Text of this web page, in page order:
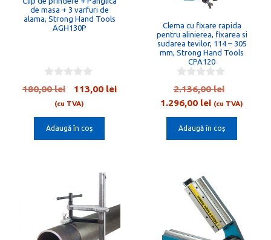
de masa + 3 varfuri de
alama, Strong Hand Tools
AGH130P
0
o
f
5
180,00lei
Prețul
inițial
a
fost:
113,00 leiPrețul
(cu TVA)
Adaugă în coș
Clema cu fixare rapida
pentru alinierea, fixarea si
sudarea tevilor, 114 – 305
mm, Strong Hand Tools
CPA120
0
o
u
f
5
2.136,00lei
inițial
a
1.296,00 leiPrețul
curent
este:
(cu TVA)
Adaugă în coș